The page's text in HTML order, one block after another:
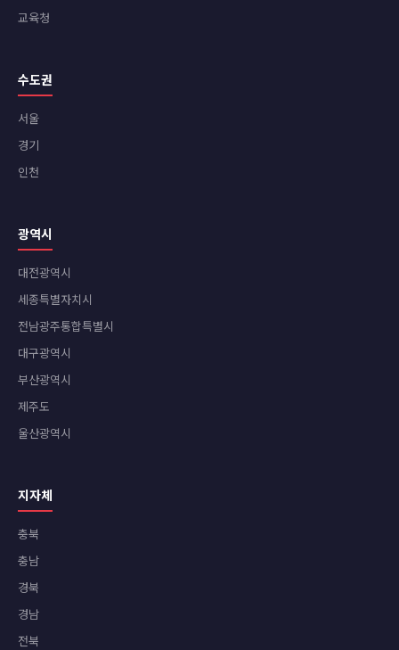
교육청
수도권
서울
경기
인천
광역시
대전광역시
세종특별자치시
전남광주통합특별시
대구광역시
부산광역시
제주도
울산광역시
지자체
충북
충남
경북
경남
전북